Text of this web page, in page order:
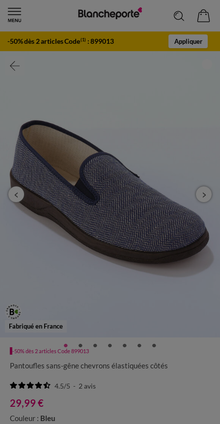
-50% dès 2 articles Code(1) :899013 Appliquer
Fabriqué en France
-50% dès 2 articles Code 899013
Pantoufles sans-gêne chevrons élastiquées côtés
4.5/5 - 2 avis
29,99 €
Couleur : Bleu